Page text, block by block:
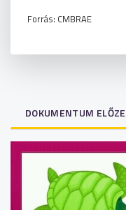
Forrás: CMBRAE
DOKUMENTUM